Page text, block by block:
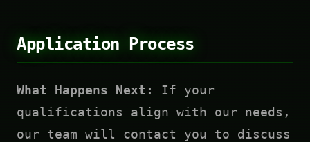
Application Process
What Happens Next:
If your
qualifications align with our needs,
our team will contact you to discuss